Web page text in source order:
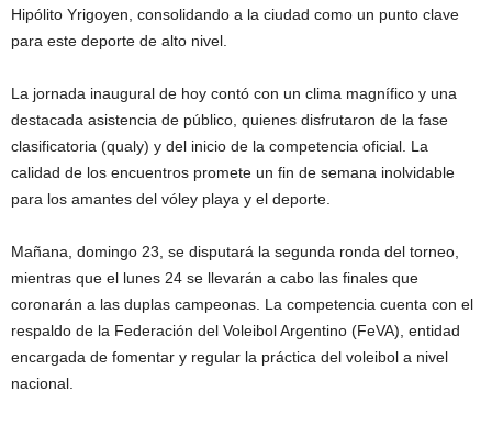
Hipólito Yrigoyen, consolidando a la ciudad como un punto clave
para este deporte de alto nivel.
La jornada inaugural de hoy contó con un clima magnífico y una
destacada asistencia de público, quienes disfrutaron de la fase
clasificatoria (qualy) y del inicio de la competencia oficial. La
calidad de los encuentros promete un fin de semana inolvidable
para los amantes del vóley playa y el deporte.
Mañana, domingo 23, se disputará la segunda ronda del torneo,
mientras que el lunes 24 se llevarán a cabo las finales que
coronarán a las duplas campeonas. La competencia cuenta con el
respaldo de la Federación del Voleibol Argentino (FeVA), entidad
encargada de fomentar y regular la práctica del voleibol a nivel
nacional.